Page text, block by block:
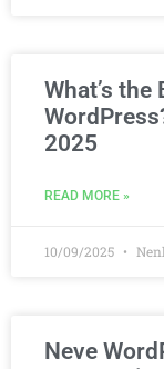
What’s
2025
READ MORE »
10/09/2025
Neve